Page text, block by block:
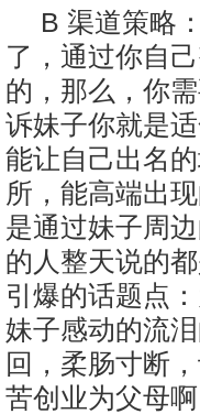
B 渠道策略
了，通过你自
的，那么，你
诉妹子你就是
能让自己出名
所，能高端出
是通过妹子周
的人整天说的
引爆的话题点
妹子感动的流
回，柔肠寸断
苦创业为父母